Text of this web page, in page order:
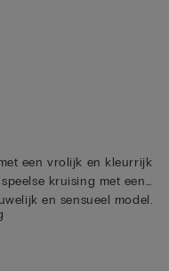
een vrolijk en kleurrijk
kruising met een
en sensueel model.